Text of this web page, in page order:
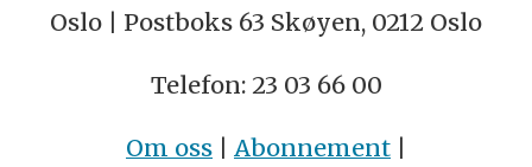
Oslo | Postboks 63 Skøyen, 0212 Oslo
Telefon: 23 03 66 00
Om oss | Abonnement |